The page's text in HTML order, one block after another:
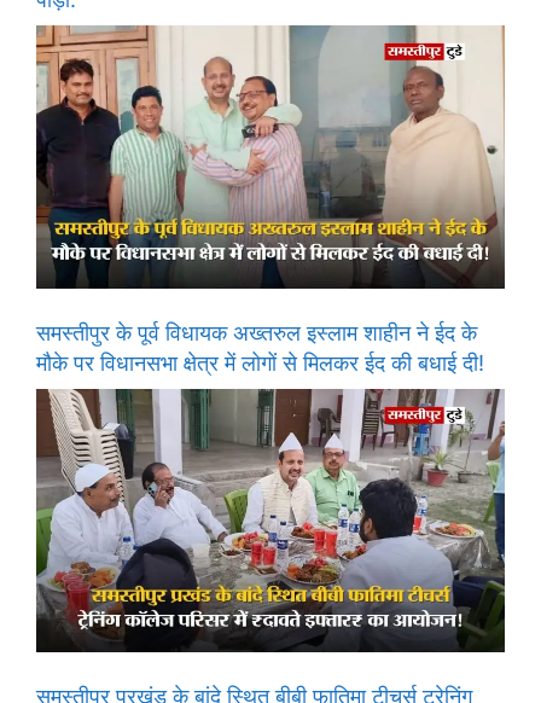
समस्तीपुर के पूर्व विधायक अख्तरुल इस्लाम शाहीन ने ईद के
मौके पर विधानसभा क्षेत्र में लोगों से मिलकर ईद की बधाई दी!
समस्तीपुर प्रखंड के बांदे स्थित बीबी फातिमा टीचर्स ट्रेनिंग